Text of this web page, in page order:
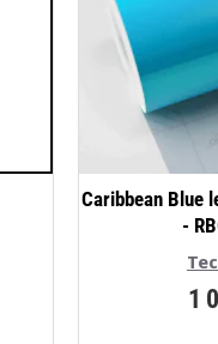
Caribbean Blue
-
1